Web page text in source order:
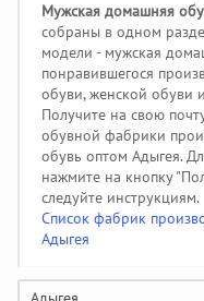
Мужская домашняя
собраны в одном
модели - мужская
понравившегося
обуви, женской обуви
Получите на свою
обувной фабрики
обувь оптом Адыгея.
нажмите на кнопку
следуйте инструкциям.
Список фабрик
Адыгея